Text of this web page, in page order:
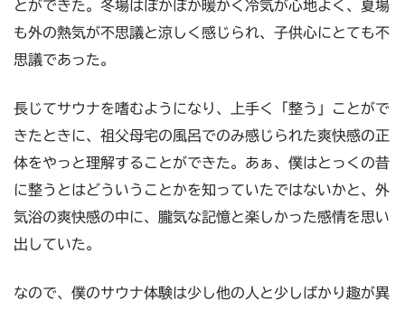
とができた。冬場はぽかぽか暖かく冷気が心地よく、夏場
も外の熱気が不思議と涼しく感じられ、子供心にとても不
思議であった。
長じてサウナを嗜むようになり、上手く「整う」ことがで
きたときに、祖父母宅の風呂でのみ感じられた爽快感の正
体をやっと理解することができた。あぁ、僕はとっくの昔
に整うとはどういうことかを知っていたではないかと、外
気浴の爽快感の中に、朧気な記憶と楽しかった感情を思い
出していた。
なので、僕のサウナ体験は少し他の人と少しばかり趣が異